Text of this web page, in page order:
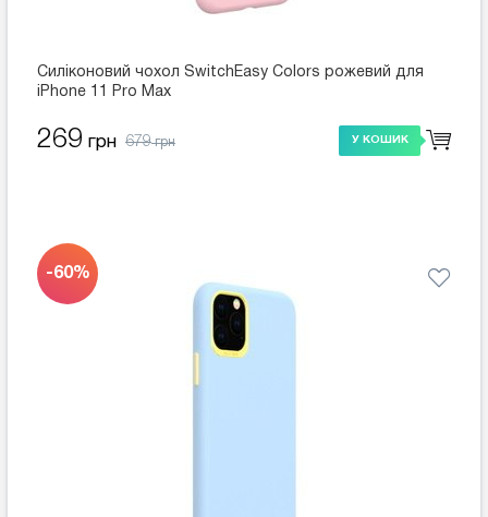
Силіконовий чохол SwitchEasy Colors рожевий для
iPhone 11 Pro Max
269 грн 679грн У КОШИК
-60%